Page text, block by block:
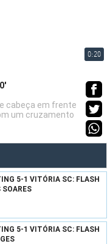
0:20
cabeça em frente
um cruzamento
5-1 VITÓRIA SC: FLASH
SOARES
5-1 VITÓRIA SC: FLASH